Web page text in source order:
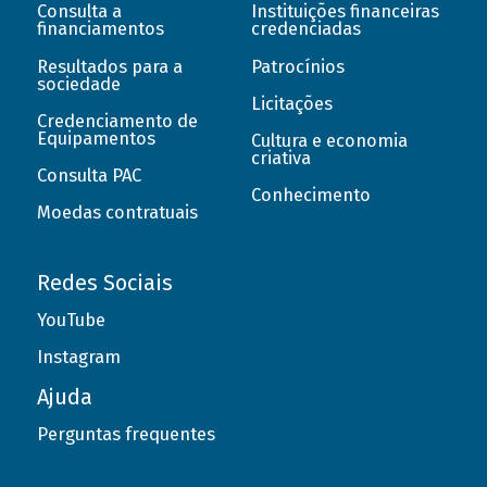
Consulta a
financiamentos
Resultados para a
sociedade
Credenciamento de
Equipamentos
Consulta PAC
Moedas contratuais
Instituições financeiras
credenciadas
Patrocínios
Licitações
Cultura e economia
criativa
Conhecimento
Redes Sociais
YouTube
Instagram
Ajuda
Perguntas frequentes